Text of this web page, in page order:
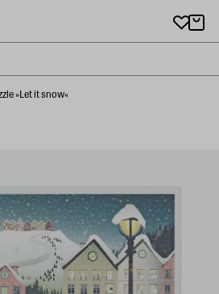
»Let it snow«